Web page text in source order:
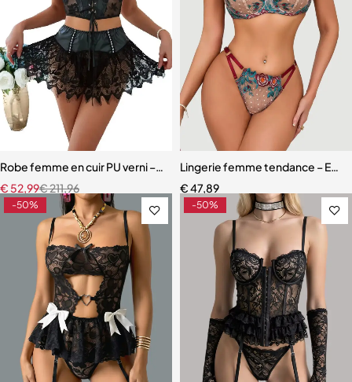
Robe femme en cuir PU verni – Dentelle à cils et détails à œillets
€211,96
€ 52,99
Lingerie femme tendance –
€47,89
-50% -50%